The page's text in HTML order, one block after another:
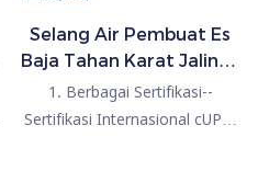
Selang Air Pembuat Es
Baja Tahan Karat Jalinan
Sepanjang 20 Kaki
dengan Selang Pasokan
1. Berbagai Sertifikasi--
Sertifikasi Internasional cUPC,